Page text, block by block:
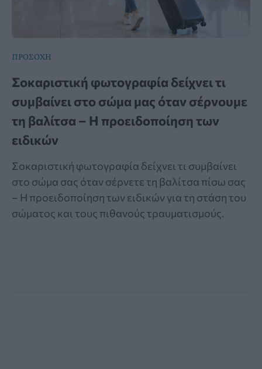
ΠΡΟΣΟΧΗ
Σοκαριστική φωτογραφία δείχνει τι
συμβαίνει στο σώμα μας όταν σέρνουμε
τη βαλίτσα – Η προειδοποίηση των
ειδικών
Σοκαριστική φωτογραφία δείχνει τι συμβαίνει
στο σώμα σας όταν σέρνετε τη βαλίτσα πίσω σας
– Η προειδοποίηση των ειδικών για τη στάση του
σώματος και τους πιθανούς τραυματισμούς.